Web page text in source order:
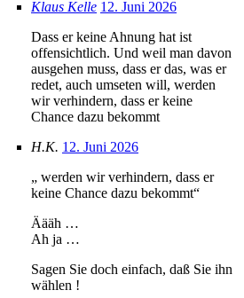
Klaus Kelle 12. Juni 2026
Dass er keine Ahnung hat ist
offensichtlich. Und weil man davon
ausgehen muss, dass er das, was er
redet, auch umseten will, werden
wir verhindern, dass er keine
Chance dazu bekommt
H.K. 12. Juni 2026
„ werden wir verhindern, dass er
keine Chance dazu bekommt“
Äääh …
Ah ja …
Sagen Sie doch einfach, daß Sie ihn
wählen !